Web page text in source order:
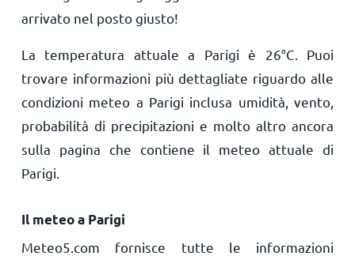
arrivato nel posto giusto!
La temperatura attuale a Parigi è 26°C . Puoi
trovare informazioni più dettagliate riguardo alle
condizioni meteo a Parigi inclusa umidità, vento,
probabilità di precipitazioni e molto altro ancora
sulla pagina che contiene il meteo attuale di
Parigi.
Il meteo a Parigi
Meteo5.com fornisce tutte le informazioni